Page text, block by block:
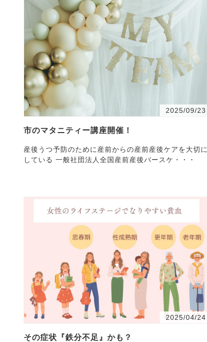
2025/09/23
市のマタニティー講座開催！
産後うつ予防のために産前からの産前産後ケアを大切に
している 一般社団法人全国産前産後バースケ・・・
2025/04/24
その症状『鉄分不足』かも？